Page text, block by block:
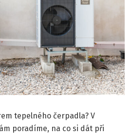
tepelného čerpadla? V
poradíme, na co si dát při